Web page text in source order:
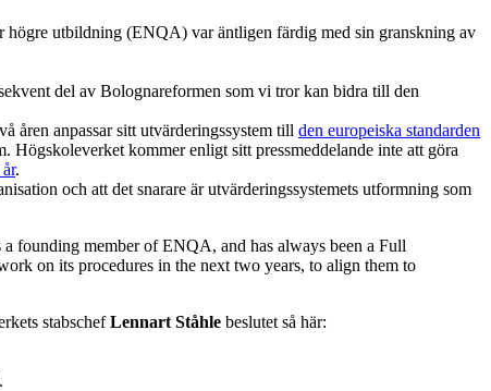
högre utbildning (ENQA) var äntligen färdig med sin granskning av
del av Bolognareformen som vi tror kan bidra till den
åren anpassar sitt utvärderingssystem till den europeiska standarden
kommer enligt sitt pressmeddelande inte att göra
.
och att det snarare är utvärderingssystemets utformning som
founding member of ENQA, and has always been a Full
on its procedures in the next two years, to align them to
stabschefLennart Ståhle beslutet så här: